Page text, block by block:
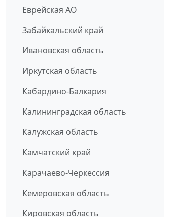
Еврейская АО
Забайкальский край
Ивановская область
Иркутская область
Кабардино-Балкария
Калининградская область
Калужская область
Камчатский край
Карачаево-Черкессия
Кемеровская область
Кировская область